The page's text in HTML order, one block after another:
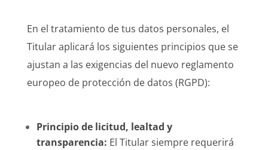
En el tratamiento de tus datos personales, el
Titular aplicará los siguientes principios que se
ajustan a las exigencias del nuevo reglamento
europeo de protección de datos (RGPD):
Principio de licitud, lealtad y
transparencia: El Titular siempre requerirá